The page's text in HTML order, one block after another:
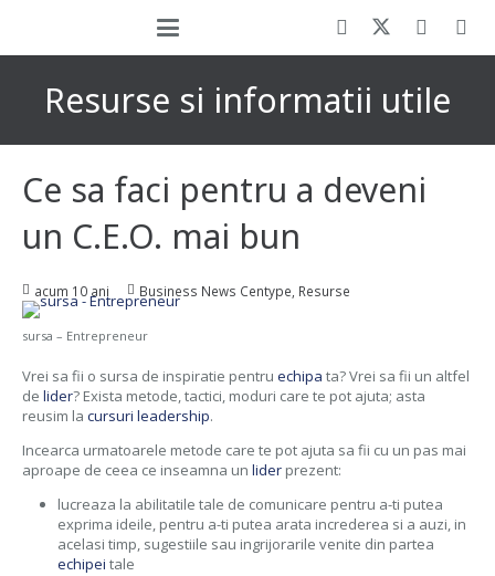
Resurse si informatii utile
Ce sa faci pentru a deveni
un C.E.O. mai bun
acum 10 ani Business News Centype Resurse
sursa – Entrepreneur
Vrei sa fii o sursa de inspiratie pentru echipa ta? Vrei sa fii un altfel
de lider? Exista metode, tactici, moduri care te pot ajuta; asta
reusim la cursuri leadership.
Incearca urmatoarele metode care te pot ajuta sa fii cu un pas mai
aproape de ceea ce inseamna un lider prezent:
lucreaza la abilitatile tale de comunicare pentru a-ti putea
exprima ideile, pentru a-ti putea arata increderea si a auzi, in
acelasi timp, sugestiile sau ingrijorarile venite din partea
echipei tale